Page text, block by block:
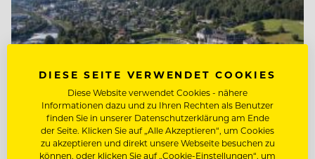
TOP ARBEITGEBER
DIESE SEITE VERWENDET COOKIES
Diese Website verwendet Cookies - nähere
Informationen dazu und zu Ihren Rechten als Benutzer
finden Sie in unserer Datenschutzerklärung am Ende
der Seite. Klicken Sie auf „Alle Akzeptieren“, um Cookies
zu akzeptieren und direkt unsere Webseite besuchen zu
können, oder klicken Sie auf „Cookie-Einstellungen“, um